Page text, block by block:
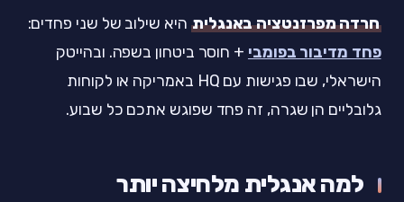
חרדה מפרזנטציה באנגלית היא שילוב של שני פחדים:
פחד מדיבור בפומבי + חוסר ביטחון בשפה. ובהייטק
הישראלי, שבו פגישות עם HQ באמריקה או לקוחות
גלובליים הן שגרה, זה פחד שפוגש אתכם כל שבוע.
למה אנגלית מלחיצה יותר